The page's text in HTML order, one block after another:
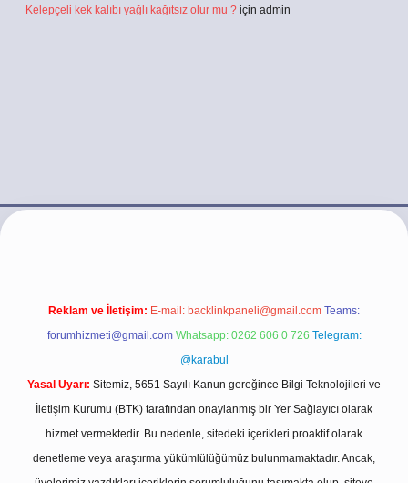
Kelepçeli kek kalıbı yağlı kağıtsız olur mu ? için admin
Reklam ve İletişim: E-mail: backlinkpaneli@gmail.com Teams:
forumhizmeti@gmail.com Whatsapp: 0262 606 0 726 Telegram:
@karabul
Yasal Uyarı: Sitemiz, 5651 Sayılı Kanun gereğince Bilgi Teknolojileri ve
İletişim Kurumu (BTK) tarafından onaylanmış bir Yer Sağlayıcı olarak
hizmet vermektedir. Bu nedenle, sitedeki içerikleri proaktif olarak
denetleme veya araştırma yükümlülüğümüz bulunmamaktadır. Ancak,